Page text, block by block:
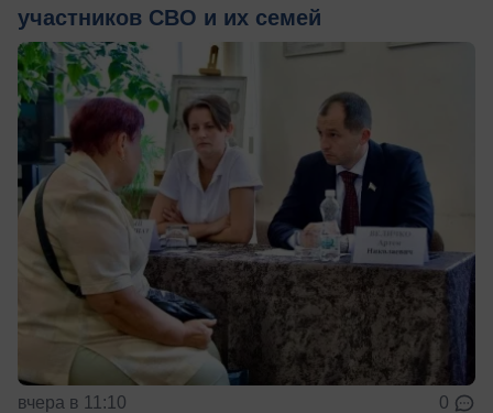
участников СВО и их семей
вчера в 11:10 0